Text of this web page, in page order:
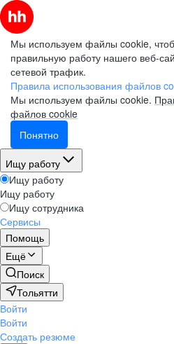
Мы используем файлы cookie,
правильную работу нашего веб-
сетевой трафик.
Правила использования файлов
Мы используем файлы cookie.
файлов cookie
Понятно
Ищу работу
Ищу работу
Ищу работу
Ищу сотрудника
Сервисы
Помощь
Ещё
Поиск
Тольятти
Войти
Войти
Создать резюме